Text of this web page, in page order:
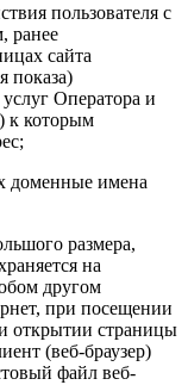
пользователя с
ранее
сайта
показа)
Оператора и
к которым
доменные имена
размера,
на
другом
при посещении
открытии страницы
(веб-браузер)
файл веб-